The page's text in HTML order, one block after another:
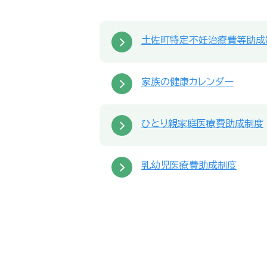
土佐町特定不妊治療費等助
家族の健康カレンダー
ひとり親家庭医療費助成制度
乳幼児医療費助成制度